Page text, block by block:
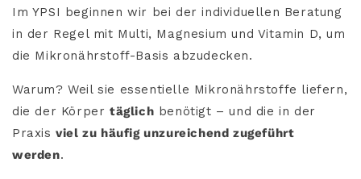
Im YPSI beginnen wir bei der individuellen Beratung
in der Regel mit Multi, Magnesium und Vitamin D, um
die Mikronährstoff-Basis abzudecken.
Warum? Weil sie essentielle Mikronährstoffe liefern,
die der Körper täglich benötigt – und die in der
Praxisviel zu häufig unzureichend zugeführt
werden.